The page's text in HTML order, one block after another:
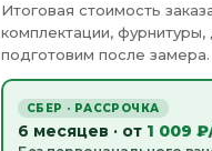
Итоговая стоимость
комплектации,
подготовим после замера.
СБЕР · РАССРОЧКА
6 месяцев · от 1 009